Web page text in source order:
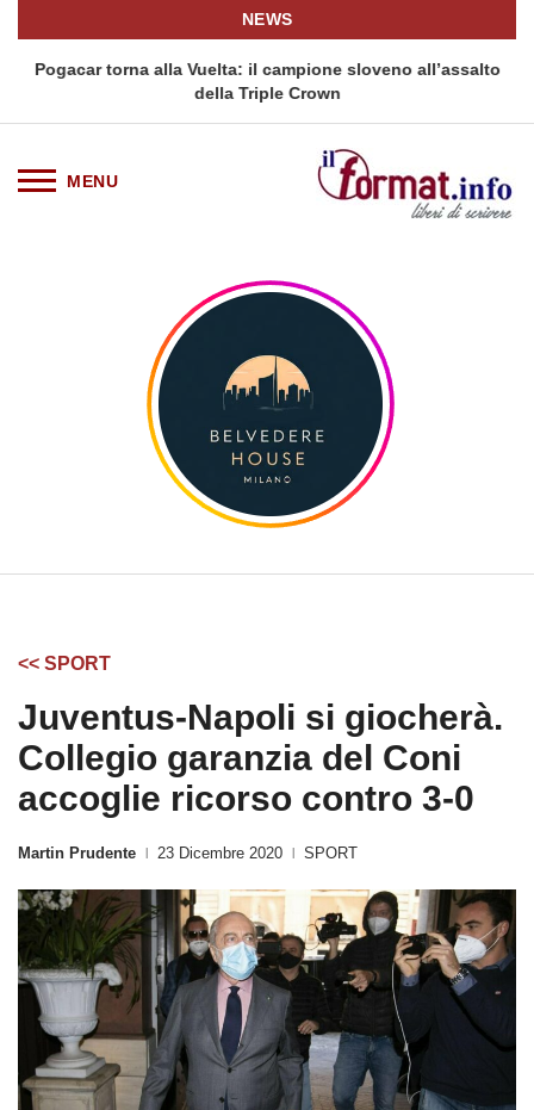
NEWS
Pogacar torna alla Vuelta: il campione sloveno all’assalto
della Triple Crown
<< SPORT
Juventus-Napoli si giocherà.
Collegio garanzia del Coni
accoglie ricorso contro 3-0
Martin Prudente 23 Dicembre 2020 SPORT